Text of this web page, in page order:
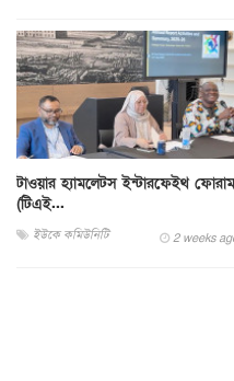
টাওয়ার হ্যামলেটস ইন্টারফেইথ ফোরাম
(টিএই...
ইউকে কমিউনিটি 2 weeks